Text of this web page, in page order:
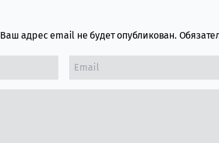
Ваш адрес email не будет опубликован.